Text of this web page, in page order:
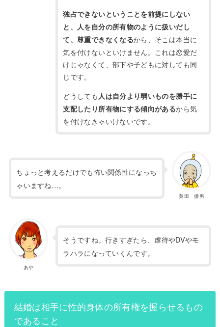
独占できないということを前提にしない
と、人を自分の所有物のように扱いだし
て、尊重できなくなるから、そこは本当に
気を付けないといけません。 これは恋愛だ
けじゃなくて、部下や子どもに対しても同
じです。
どうしても 人は自分より弱いものを勝手に
支配したり所有物にする傾向があるから気
を付けなきゃいけないです。
黄田 優男
ちょっと考えるだけでも怖い関係性になっち
ゃいますね…。
あや
そうですね。行きすぎたら、虐待やDVやモ
ラハラになっていくんです。
結婚は相手に性的身体の所有権を握らせるもの
であること